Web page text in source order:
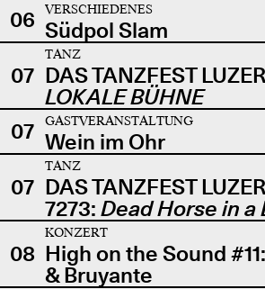
06
VERSCHIEDENES
Südpol Slam
07
TANZ
DAS TANZFEST
LOKALE BÜHNE
07
GASTVERANSTALTUNG
Wein im Ohr
07
TANZ
DAS TANZFEST
7273: Dead Horse in a
08
KONZERT
High on the Sound
& Bruyante